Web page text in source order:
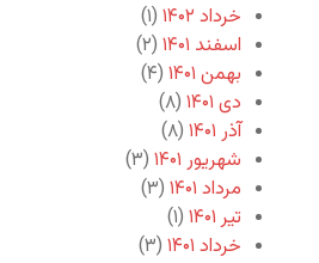
خرداد ۱۴۰۲
(۱)
اسفند ۱۴۰۱
(۲)
بهمن ۱۴۰۱
(۴)
دی ۱۴۰۱
(۸)
آذر ۱۴۰۱
(۸)
شهریور ۱۴۰۱
(۳)
مرداد ۱۴۰۱
(۳)
تیر ۱۴۰۱
(۱)
خرداد ۱۴۰۱
(۳)